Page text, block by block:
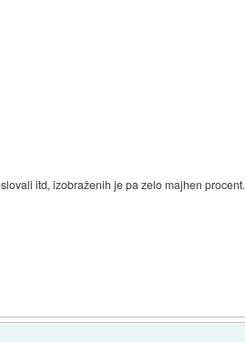
itd, izobraženih je pa zelo majhen procent.